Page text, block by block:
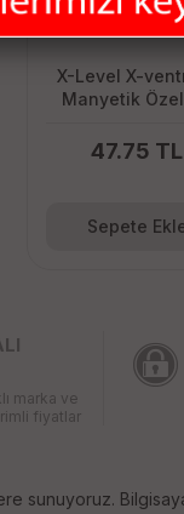
X-Level X-
Manyetik
Telefon
47.75 TL
Sepete
marka ve
fiyatlar
sunuyoruz.